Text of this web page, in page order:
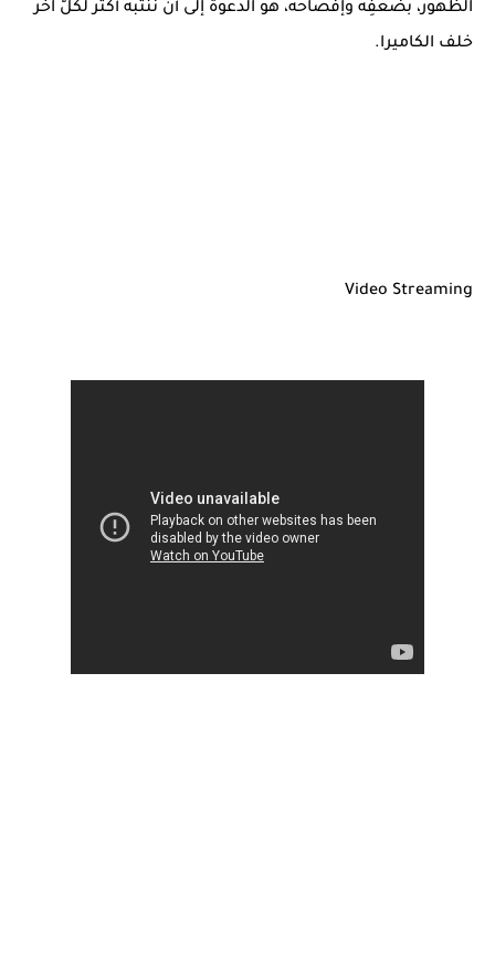
الظهور، بضعفِه وإفصاحه، هو الدعوة إلى أن ننتبه أكثر لكلّ آخر
خلف الكاميرا.
Video Streaming